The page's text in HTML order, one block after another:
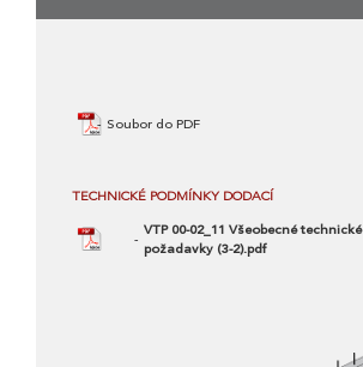
Soubor do PDF
TECHNICKÉ PODMÍNKY DODACÍ
VTP 00-02_11 Všeobecné technické
požadavky (3-2).pdf